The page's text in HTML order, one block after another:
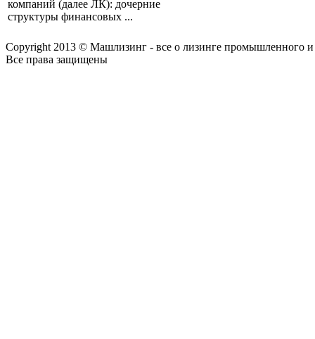
компаний (далее ЛК): дочерние
структуры финансовых ...
Copyright 2013 © Машлизинг - все о лизинге промышленного и
Все права защищены